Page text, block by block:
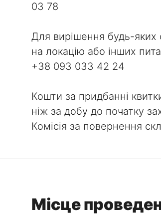
03 78
Для вирішення будь-яких
на локацію або інших
+38 093 033 42 24
Кошти за придбанні
ніж за добу до початку
Комісія за повернення
Місце